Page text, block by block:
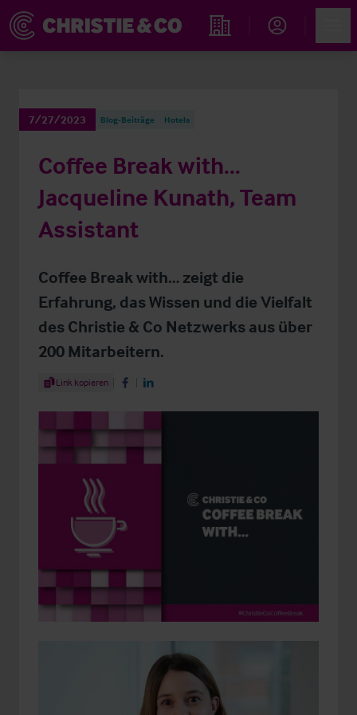
Immobiliensuche
7/27/2023 Blog-Beiträge Hotels
Coffee Break with...
Jacqueline Kunath, Team
Assistant
Coffee Break with… zeigt die
Erfahrung, das Wissen und die Vielfalt
des Christie & Co Netzwerks aus über
200 Mitarbeitern.
Share Article
Link kopieren Share on Facebook
Share on LinkedIn